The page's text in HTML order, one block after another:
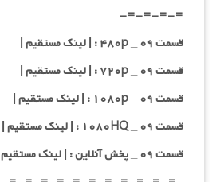
=-=-=-=-
قسمت ۰۹ _ ۴۸۰p : | لینک مستقیم |
قسمت ۰۹ _ ۷۲۰p : | لینک مستقیم |
قسمت ۰۹ _ ۱۰۸۰p : | لینک مستقیم |
قسمت ۰۹ _ ۱۰۸۰HQ : | لینک مستقیم |
قسمت ۰۹ _ پخش آنلاین : | لینک مستقیم |